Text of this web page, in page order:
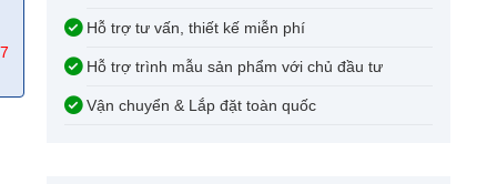
Hỗ trợ tư vấn, thiết kế miễn phí
Hỗ trợ trình mẫu sản phẩm với chủ đầu tư
Vận chuyển & Lắp đặt toàn quốc